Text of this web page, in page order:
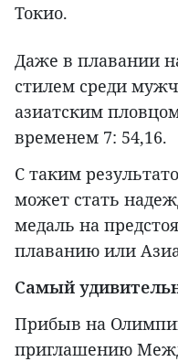
Токио.
Даже в плавании
стилем среди
азиатским
временем 7: 54,16.
С таким
может стать
медаль на
плаванию или
Самый
Прибыв на
приглашению